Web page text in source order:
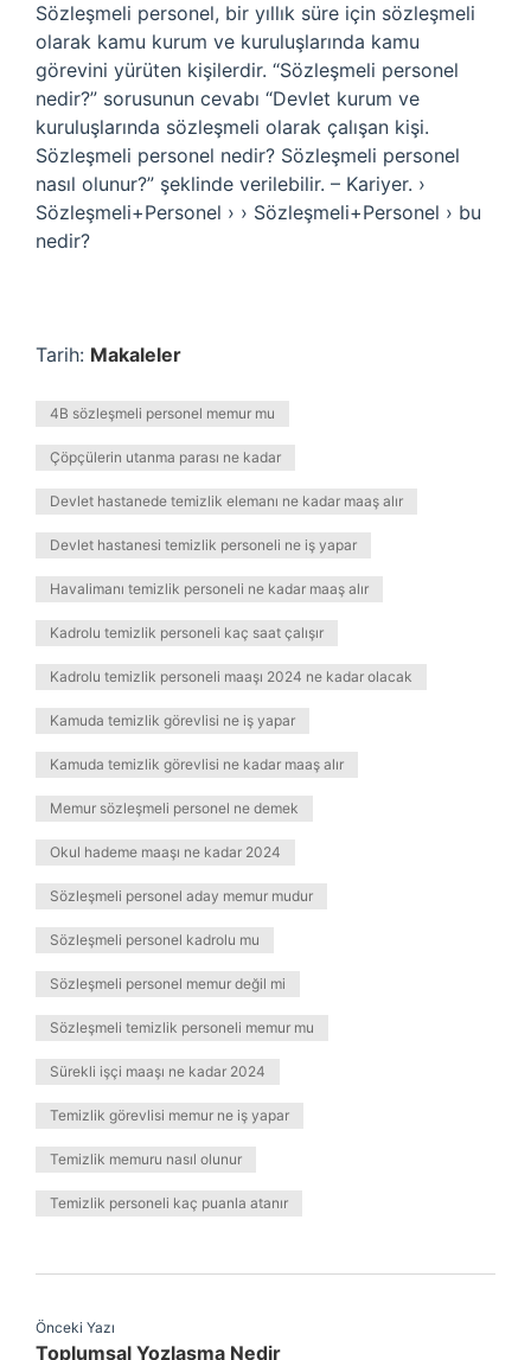
Sözleşmeli personel, bir yıllık süre için sözleşmeli
olarak kamu kurum ve kuruluşlarında kamu
görevini yürüten kişilerdir. “Sözleşmeli personel
nedir?” sorusunun cevabı “Devlet kurum ve
kuruluşlarında sözleşmeli olarak çalışan kişi.
Sözleşmeli personel nedir? Sözleşmeli personel
nasıl olunur?” şeklinde verilebilir. – Kariyer. ›
Sözleşmeli+Personel › › Sözleşmeli+Personel › bu
nedir?
Tarih: Makaleler
4B sözleşmeli personel memur mu
Çöpçülerin utanma parası ne kadar
Devlet hastanede temizlik elemanı ne kadar maaş alır
Devlet hastanesi temizlik personeli ne iş yapar
Havalimanı temizlik personeli ne kadar maaş alır
Kadrolu temizlik personeli kaç saat çalışır
Kadrolu temizlik personeli maaşı 2024 ne kadar olacak
Kamuda temizlik görevlisi ne iş yapar
Kamuda temizlik görevlisi ne kadar maaş alır
Memur sözleşmeli personel ne demek
Okul hademe maaşı ne kadar 2024
Sözleşmeli personel aday memur mudur
Sözleşmeli personel kadrolu mu
Sözleşmeli personel memur değil mi
Sözleşmeli temizlik personeli memur mu
Sürekli işçi maaşı ne kadar 2024
Temizlik görevlisi memur ne iş yapar
Temizlik memuru nasıl olunur
Temizlik personeli kaç puanla atanır
Önceki Yazı
Toplumsal Yozlaşma Nedir